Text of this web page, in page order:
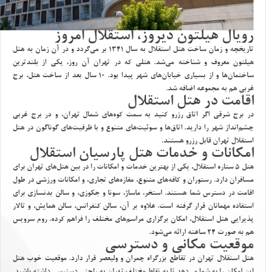
رويال هيلتون ديروز، استقلال امروز
تاريخچه و زمان ساخت هتل استقلال به سال 1341 بر مي‌گردد و در آن زمان به هتل
هيلتون معروف و شناخته مي‌شد. هتلي كه در تهران آن روز، يكي از بلندترين
ساختمان‌ها و از بسياري خيابان‌هاي شهر پيدا بود. 10 سال بعد از ساخت هتل، برج
غربي هم به مجموعه اضافه شد.
اقامت در هتل استقلال
در برج شرقي اگر اتاق رزرو كنيد به سمت كوه‌هاي شمال تهران، و در برج غربي
چشم‌انداز شهر را داريد. اتاق‌ها و سوئيت‌هاي متنوع و با ظرفيت‌هاي گوناگون در هتل
استقلال تهران قابل رزرو هستند.
امكانات و خدمات هتل پارسيان استقلال
هتل 5 ستاره استقلال، يكي از بهترين خدمات و امكانات را در بين هتل‌هاي تهران براي
مسافران دارد. رستوران و كافه‌هاي متنوع، مغازه‌هاي تجاري، و امكانات ورزشي در طول
اقامت در دسترس شما هستند. استخر، ماساژ، سونا و جكوزي، و سالن بدنسازي براي
استفاده مهمانان قرار گرفته است. علاوه بر آن، سالن كنفرانس، سالن همايش، و تالار
پذيرايي هتل استقلال، امكان برگزاري مراسم‌هاي مختلف را فراهم كرده. روم سرويس
هم به صورت 24 ساعته ارائه مي‌شود.
موقعيت مكاني و دسترسي
هتل استقلال تهران در تقاطع بزرگراه چمران و وليعصر قرار دارد. موقعيت خوب هتل